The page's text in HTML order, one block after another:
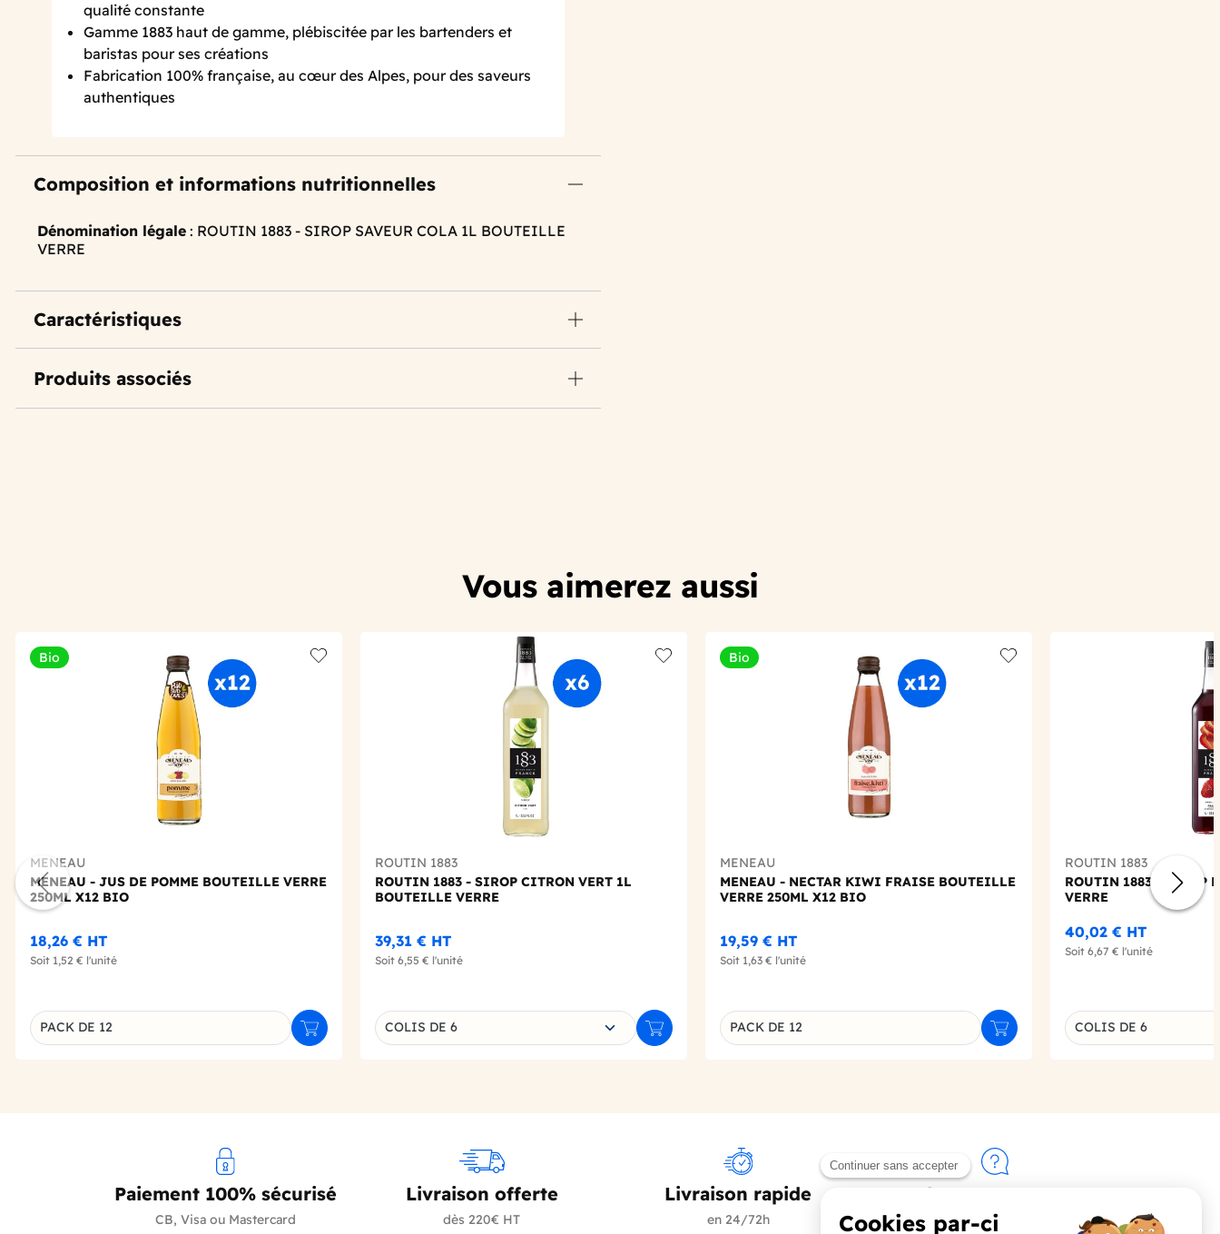
qualité constante
Gamme 1883 haut de gamme, plébiscitée par les bartenders et
baristas pour ses créations
Fabrication 100% française, au cœur des Alpes, pour des saveurs
authentiques
Composition et informations nutritionnelles
Dénomination légale : ROUTIN 1883 - SIROP SAVEUR COLA 1L BOUTEILLE
VERRE
Caractéristiques
Produits associés
Vous aimerez aussi
Bio
MENEAU
MENEAU - JUS DE POMME BOUTEILLE VERRE
250ML X12 BIO
18,26 € HT
Soit 1,52 € l'unité
Déclinaison du produit
PACK DE 12 Ajouter au panier
Add to wishlist
ROUTIN 1883
ROUTIN 1883 - SIROP CITRON VERT 1L
BOUTEILLE VERRE
39,31 € HT
Soit 6,55 € l'unité
Choisissez une déclinaison
COLIS DE 6 Ajouter au panier
Bio
MENEAU
MENEAU - NECTAR KIWI FRAISE BOUTEILLE
VERRE 250ML X12 BIO
19,59 € HT
Soit 1,63 € l'unité
Déclinaison du produit
PACK DE 12 Ajouter au panier
ROUTIN 1883
ROUTIN 1883 - SIROP
VERRE
40,02 € HT
Soit 6,67 € l'unité
Choisissez une
COLIS DE 6
Paiement 100% sécurisé
CB, Visa ou Mastercard
Livraison offerte
dès 220€ HT
Livraison rapide
en 24/72h
Contactez-nous
+33 (0)4 90 91 20 80